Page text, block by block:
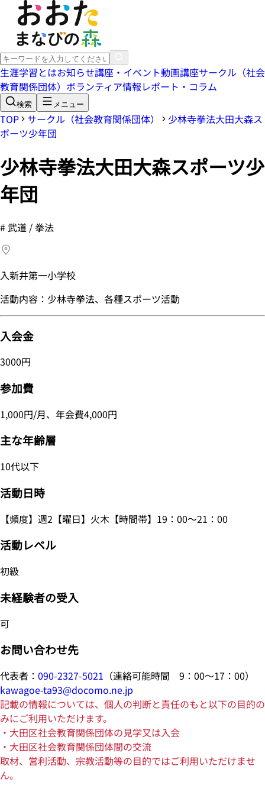
生涯学習とはお知らせ講座・イベント動画講座サークル（社会
教育関係団体） ボランティア情報レポート・コラム
検索 メニュー
TOP サークル（社会教育関係団体）
少林寺拳法大田大森ス
ポーツ少年団
少林寺拳法大田大森スポーツ少
年団
# 武道 / 拳法
入新井第一小学校
活動内容：少林寺拳法、各種スポーツ活動
入会金
3000円
参加費
1,000円/月、年会費4,000円
主な年齢層
10代以下
活動日時
【頻度】週2【曜日】火木【時間帯】19：00～21：00
活動レベル
初級
未経験者の受入
可
お問い合わせ先
代表者： 090-2327-5021 （連絡可能時間 9：00～17：00）
kawagoe-ta93@docomo.ne.jp
記載の情報については、個人の判断と責任のもと以下の目的の
みにご利用いただけます。
・大田区社会教育関係団体の見学又は入会
・大田区社会教育関係団体間の交流
取材、営利活動、宗教活動等の目的ではご利用いただけませ
ん。